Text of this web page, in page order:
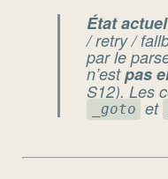
État actuel
/ retry /
par le
n’estpas
S12). Les
_goto et